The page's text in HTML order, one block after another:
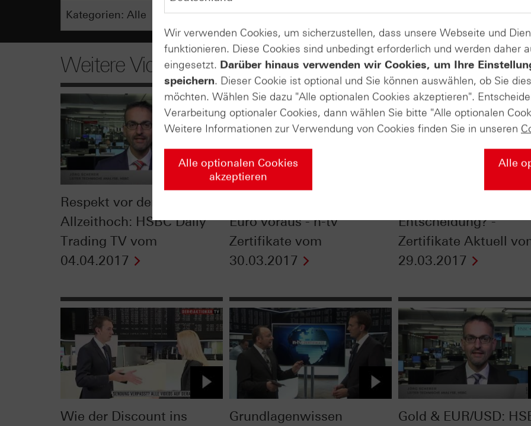
Weitere Videos
Respekt vor dem
Allzeithoch: HSBC Daily
Trading TV vom
04.04.2017
Euro voraus - n-tv
Zertifikate vom
30.03.2017
Entscheidung? -
Zertifikate Aktuell
29.03.2017
Wie der Discount ins
Grundlagenwissen
Gold & EUR/USD:
Wir verwenden Cookies, um sicherzustellen, dass unsere Webseite und
funktionieren. Diese Cookies sind unbedingt erforderlich und werden daher
eingesetzt. Darüber hinaus verwenden wir Cookies, um Ihre
speichern. Dieser Cookie ist optional und Sie können auswählen, ob Sie
möchten. Wählen Sie dazu "Alle optionalen Cookies akzeptieren".
Verarbeitung optionaler Cookies, dann wählen Sie bitte "Alle optionalen
Weitere Informationen zur Verwendung von Cookies finden Sie in unseren
Alle optionalen Cookies
akzeptieren
Alle